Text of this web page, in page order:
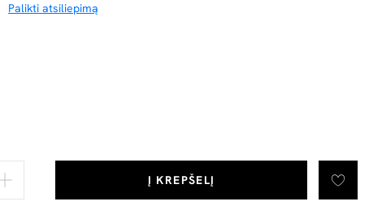
Palikti atsiliepimą
Į KREPŠELĮ